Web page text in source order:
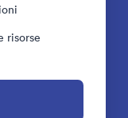
risorse